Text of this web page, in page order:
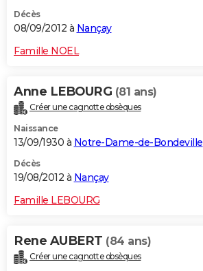
Décès
08/09/2012 à Nançay
Famille NOEL
Anne LEBOURG (81 ans)
Créer une cagnotte obsèques
Naissance
13/09/1930 à Notre-Dame-de-Bondeville
Décès
19/08/2012 à Nançay
Famille LEBOURG
Rene AUBERT (84 ans)
Créer une cagnotte obsèques